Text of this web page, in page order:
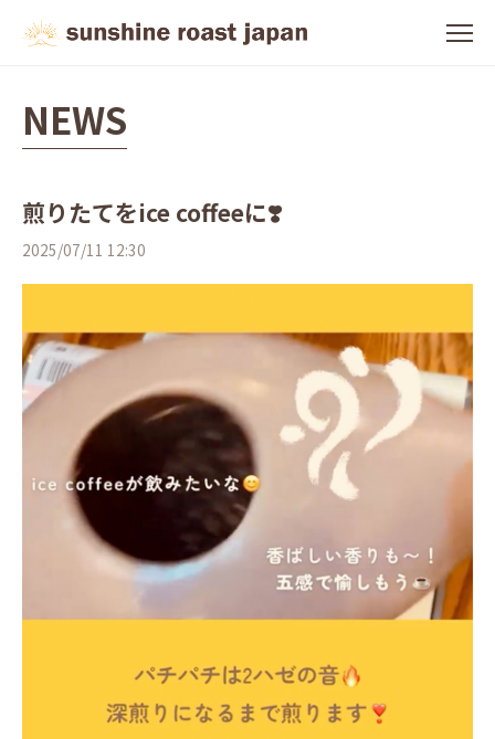
NEWS
煎りたてをice coffeeに❣️
2025/07/11 12:30